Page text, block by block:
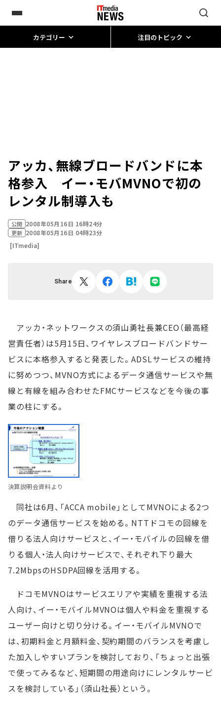
カテゴリー 注目のトピック
アッカ、無線ブロードバンドに本
格参入 イー・モバMVNOで初の
レンタル制導入も
公開 2008年05月16日 16時24分
更新 2008年05月16日 04時23分
[ITmedia]
Share
アッカ・ネットワークスの須山勇社長兼CEO（最高経
営責任者）は5月15日、ワイヤレスブロードバンドサー
ビスに本格参入すると発表した。ADSLサービスの維持
に努めつつ、MVNO方式によるデータ通信サービスや無
線と有線を組み合わせたFMCサービスなどを今後の事
業の柱にする。
決算説明会資料より
同社は6月、「ACCA mobile」としてMVNOによる2つ
のデータ通信サービスを始める。NTTドコモの回線を
借りる法人向けサービスと、イー・モバイルの回線を借
りる個人・法人向けサービスで、それぞれ下り最大
7.2MbpsのHSDPA回線を活用する。
ドコモMVNOはサービスエリアや実績を重視する法
人向け、イー・モバイルMVNOは個人や料金を重視する
ユーザー向けと切り分ける。イー・モバイルMVNOで
は、初期料金と月額料金、契約期間のバランスを考慮し
た加入しやすいプランを検討しており、「ちょっと出張
で使ってみるなど、短期間の用途向けにレンタルサービ
スを検討している」（須山社長）という。